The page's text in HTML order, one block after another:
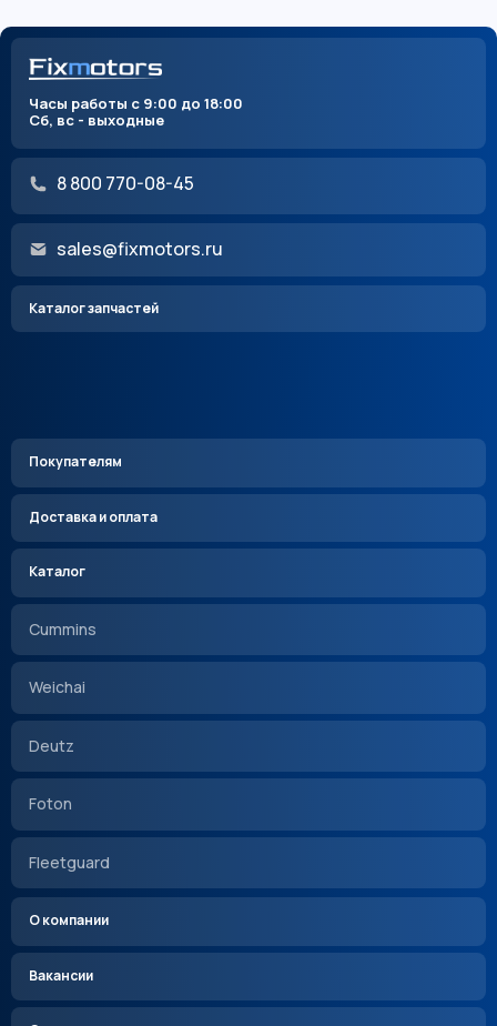
Часы работы с 9:00 до 18:00
Сб, вс - выходные
8 800 770-08-45
sales@fixmotors.ru
Каталог запчастей
Покупателям
Доставка и оплата
Каталог
Cummins
Weichai
Deutz
Foton
Fleetguard
О компании
Вакансии